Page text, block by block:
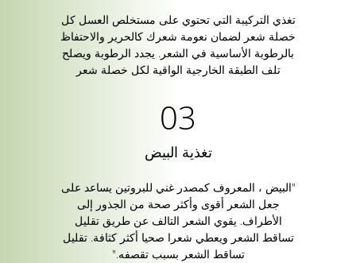
تغذي التركيبة التي تحتوي على مستخلص العسل كل
خصلة شعر لضمان نعومة شعرك كالحرير والاحتفاظ
بالرطوبة الأساسية في الشعر. يجدد الرطوبة ويصلح
تلف الطبقة الخارجية الواقية لكل خصلة شعر
تغذية البيض
"البيض ، المعروف كمصدر غني للبروتين يساعد على
جعل الشعر أقوى وأكثر صحة من الجذور إلى
الأطراف. يقوي الشعر التالف عن طريق تقليل
تساقط الشعر ويعطي شعرا صحيا أكثر كثافة. تقليل
تساقط الشعر بسبب تقصفه."